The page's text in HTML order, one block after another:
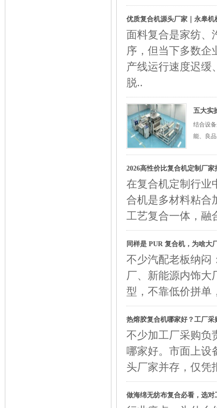
优质复合机源头厂家｜永皋
面料复合是家纺、
序，但当下多数企
产线运行速度迟缓
脱..
五大实
结合设
能、良
2026高性价比复合机定制厂家
在复合机定制行业
合机是多材料粘合
工艺复合一体，融
同样是 PUR 复合机，为啥大
不少汽配老板纳闷
厂、新能源内饰大
型，不靠低价拼单
热熔胶复合机哪家好？工厂
不少加工厂采购负
哪家好。市面上设
头厂家并存，仅凭
做海绵无纺布复合必看，选对